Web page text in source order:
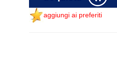
aggiungi ai preferiti